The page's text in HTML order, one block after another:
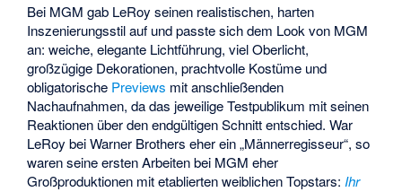
Bei MGM gab LeRoy seinen realistischen, harten
Inszenierungsstil auf und passte sich dem Look von MGM
an: weiche, elegante Lichtführung, viel Oberlicht,
großzügige Dekorationen, prachtvolle Kostüme und
obligatorische Previews mit anschließenden
Nachaufnahmen, da das jeweilige Testpublikum mit seinen
Reaktionen über den endgültigen Schnitt entschied. War
LeRoy bei Warner Brothers eher ein „Männerregisseur“, so
waren seine ersten Arbeiten bei MGM eher
Großproduktionen mit etablierten weiblichen Topstars: Ihr